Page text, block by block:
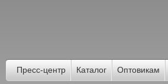
Пресс-центр Каталог Оптовикам